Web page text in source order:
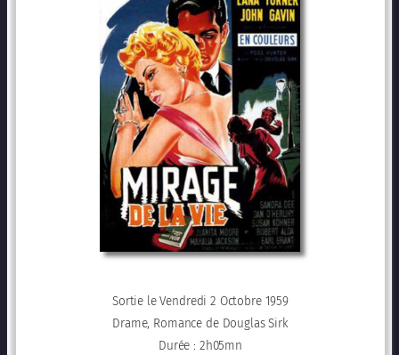
Sortie le Vendredi 2 Octobre 1959
Drame, Romance de Douglas Sirk
Durée : 2h05mn